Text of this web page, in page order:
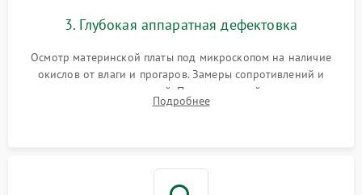
3. Глубокая аппаратная дефектовка
Осмотр материнской платы под микроскопом на наличие
окислов от влаги и прогаров. Замеры сопротивлений и
дежурных напряжений. Проверка цепей питания,
мультиконтроллера, процессора и видеочипа.
Подробнее